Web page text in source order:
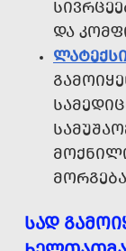
ᲓᲐ
ᲡᲐᲓ